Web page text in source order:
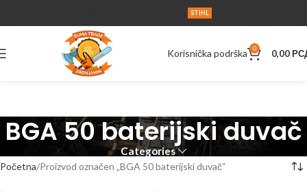
STIHL
Korisnička podrška 0 0,00
BGA 50 baterijski duvač
Categories
Početna Proizvod označen „BGA 50 baterijski duvač“